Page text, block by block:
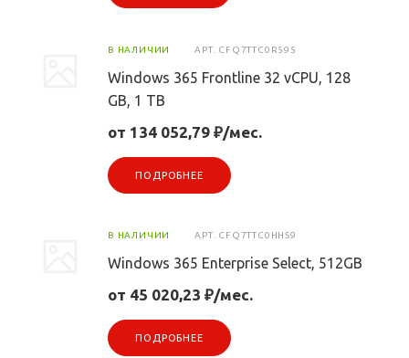
В НАЛИЧИИ АРТ. CFQ7TTC0R595
Windows 365 Frontline 32 vCPU, 128
GB, 1 TB
от 134 052,79 ₽/мес.
ПОДРОБНЕЕ
В НАЛИЧИИ АРТ. CFQ7TTC0HHS9
Windows 365 Enterprise Select, 512GB
от 45 020,23 ₽/мес.
ПОДРОБНЕЕ